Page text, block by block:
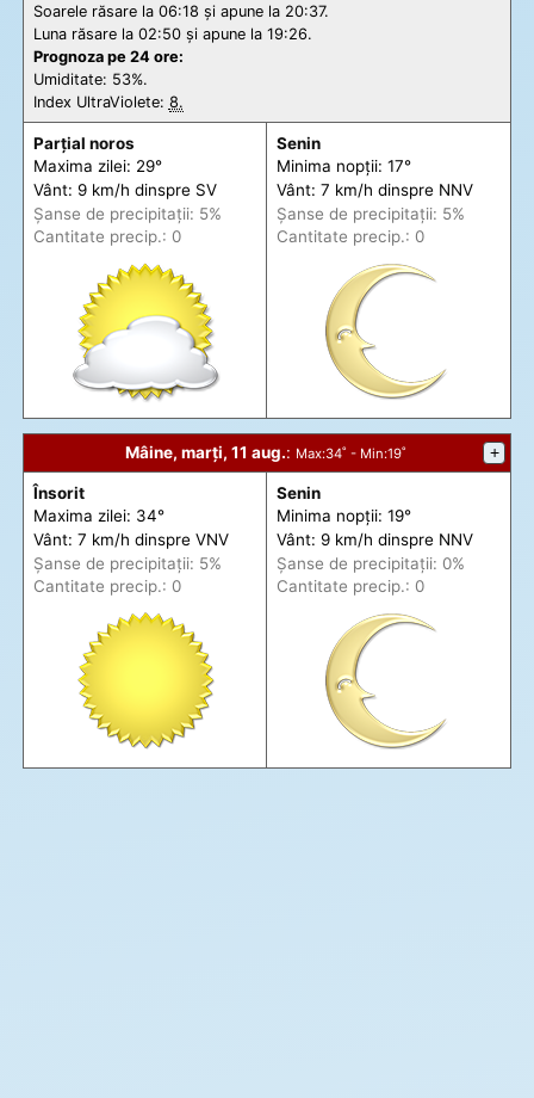
Soarele răsare la 06:18 și apune la 20:37.
Luna răsare la 02:50 și apune la 19:26.
Prognoza pe 24 ore:
Umiditate: 53%.
Index UltraViolete: 8.
Parțial noros
Maxima zilei: 29°
Vânt: 9 km/h dinspre SV
Șanse de precipitații: 5%
Cantitate precip.: 0
Senin
Minima nopții: 17°
Vânt: 7 km/h dinspre NNV
Șanse de precipitații: 5%
Cantitate precip.: 0
Mâine, marți, 11 aug.: Max:34˚ - Min:19˚ +
Însorit
Maxima zilei: 34°
Vânt: 7 km/h dinspre VNV
Șanse de precipitații: 5%
Cantitate precip.: 0
Senin
Minima nopții: 19°
Vânt: 9 km/h dinspre NNV
Șanse de precipitații: 0%
Cantitate precip.: 0